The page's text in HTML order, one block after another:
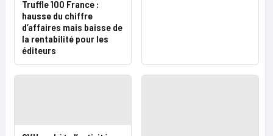
Truffle 100 France :
hausse du chiffre
d’affaires mais baisse de
la rentabilité pour les
éditeurs